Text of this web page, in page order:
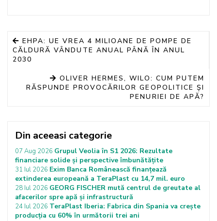
EHPA: UE VREA 4 MILIOANE DE POMPE DE
CĂLDURĂ VÂNDUTE ANUAL PÂNĂ ÎN ANUL
2030
OLIVER HERMES, WILO: CUM PUTEM
RĂSPUNDE PROVOCĂRILOR GEOPOLITICE ȘI
PENURIEI DE APĂ?
Din aceeasi categorie
07 Aug 2026 Grupul Veolia în S1 2026: Rezultate
financiare solide și perspective îmbunătățite
31 Iul 2026 Exim Banca Românească finanțează
extinderea europeană a TeraPlast cu 14,7 mil. euro
28 Iul 2026 GEORG FISCHER mută centrul de greutate al
afacerilor spre apă și infrastructură
24 Iul 2026 TeraPlast Iberia: Fabrica din Spania va crește
producția cu 60% în următorii trei ani